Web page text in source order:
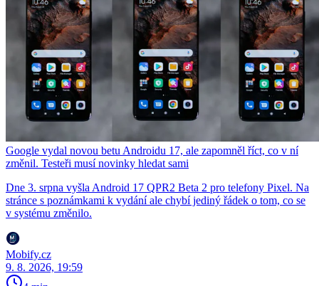
Google vydal novou betu Androidu 17, ale zapomněl říct, co v ní
změnil. Testeři musí novinky hledat sami
Dne 3. srpna vyšla Android 17 QPR2 Beta 2 pro telefony Pixel. Na
stránce s poznámkami k vydání ale chybí jediný řádek o tom, co se
v systému změnilo.
Mobify.cz
9. 8. 2026, 19:59